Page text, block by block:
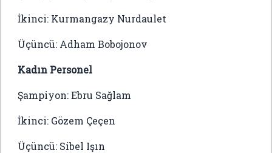
İkinci: Kurmangazy Nurdaulet
Üçüncü: Adham Bobojonov
Kadın Personel
Şampiyon: Ebru Sağlam
İkinci: Gözem Çeçen
Üçüncü: Sibel Işın